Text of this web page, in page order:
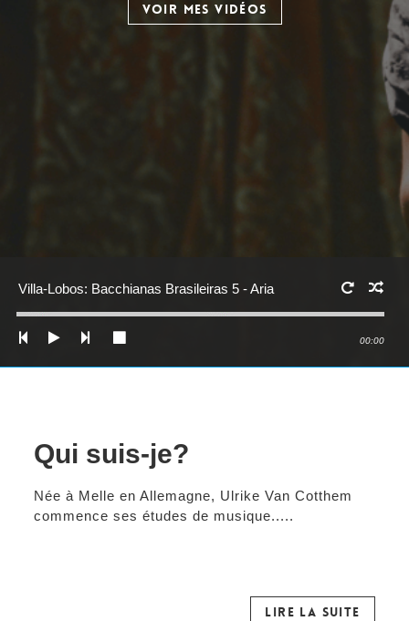
VOIR MES VIDÉOS
00:00
Villa-Lobos: Bacchianas Brasileiras 5 - Aria
Qui suis-je?
Née à Melle en Allemagne, Ulrike Van Cotthem
commence ses études de musique.....
LIRE LA SUITE